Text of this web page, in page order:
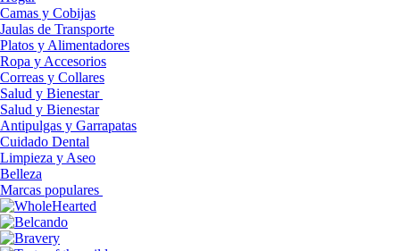
Camas y Cobijas
Jaulas de Transporte
Platos y Alimentadores
Ropa y Accesorios
Correas y Collares
Salud y Bienestar
Salud y Bienestar
Antipulgas y Garrapatas
Cuidado Dental
Limpieza y Aseo
Belleza
Marcas populares